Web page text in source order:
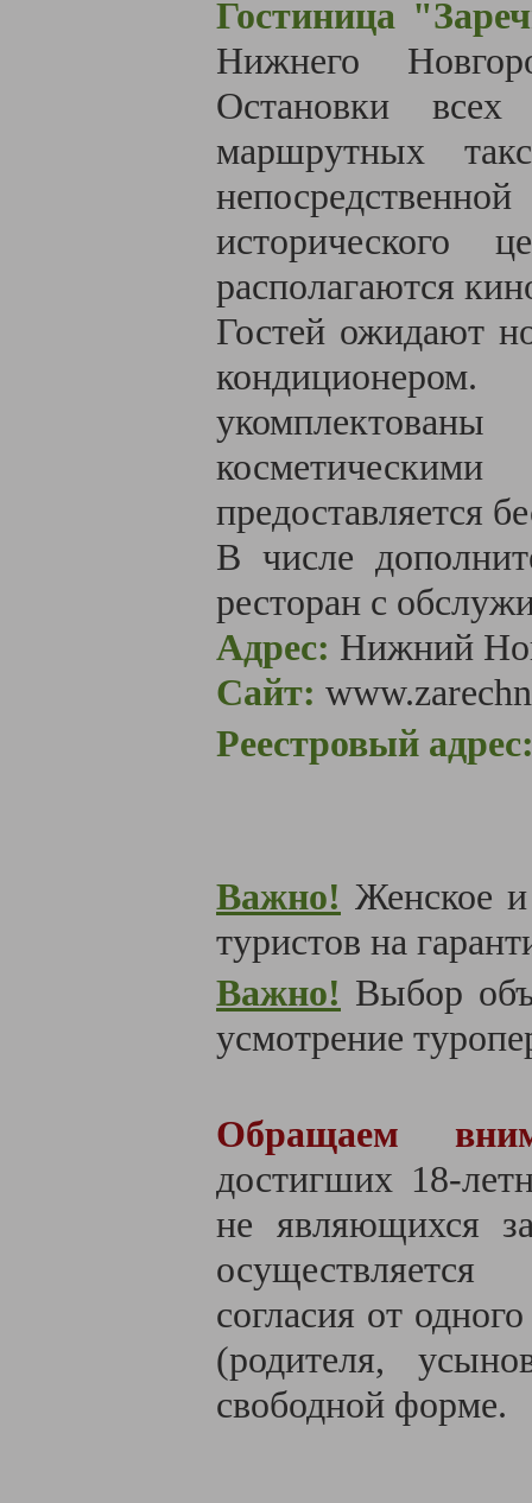
Гостиница
Нижнего
Остановки
маршрутных
исторического
располагаются
Гостей ожидают
предоставляется
В числе
ресторан с
Адрес: Нижний
Сайт:
Реестровый
Важно! Женское
туристов на
Важно! Выбор
усмотрение
Обращаем
достигших 18-
не являющихся
согласия от
(родителя,
свободной форме.